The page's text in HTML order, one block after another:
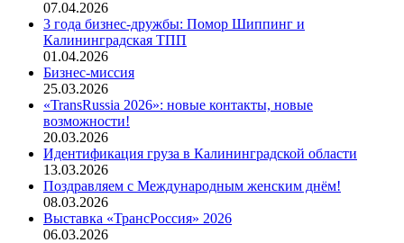
07.04.2026
3 года бизнес-дружбы: Помор Шиппинг и
Калининградская ТПП
01.04.2026
Бизнес-миссия
25.03.2026
«TransRussia 2026»: новые контакты, новые
возможности!
20.03.2026
Идентификация груза в Калининградской области
13.03.2026
Поздравляем с Международным женским днём!
08.03.2026
Выставка «ТрансРоссия» 2026
06.03.2026